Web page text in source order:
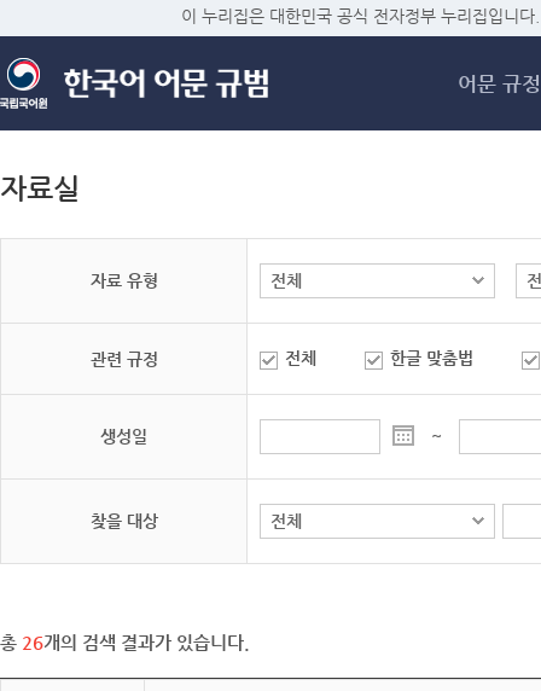
메
이 누리집은 대한민국 공식 전자정부 누리집입니다.
어문 규정
자료실
자료 유형
관련 규정 전체 한글 맞춤법
생성일 ~
찾을 대상
총 26개의 검색 결과가 있습니다.